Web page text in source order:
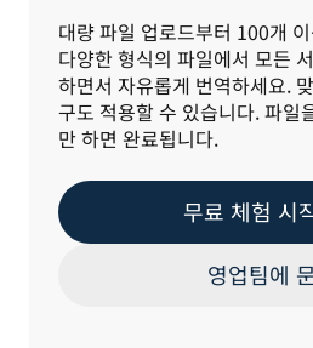
대량 파일 업로드부터 100개
다양한 형식의 파일에서 모든
하면서 자유롭게 번역하세요.
구도 적용할 수 있습니다. 파일
만 하면 완료됩니다.
무료 체험 시
영업팀에